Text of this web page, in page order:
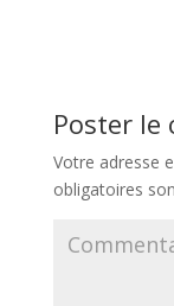
Poster le
Votre adresse
obligatoires